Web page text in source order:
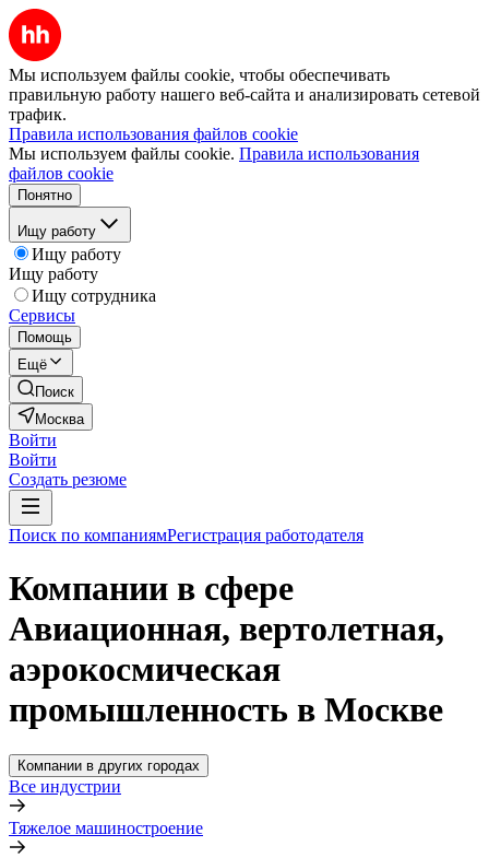
Мы используем файлы cookie, чтобы обеспечивать
правильную работу нашего веб-сайта и анализировать сетевой
трафик.
Правила использования файлов cookie
Мы используем файлы cookie. Правила использования
файлов cookie
Понятно
Ищу работу
Ищу работу
Ищу работу
Ищу сотрудника
Сервисы
Помощь
Ещё
Поиск
Москва
Войти
Войти
Создать резюме
Поиск по компаниямРегистрация работодателя
Компании в сфере
Авиационная, вертолетная,
аэрокосмическая
промышленность в Москве
Компании в других городах
Все индустрии
Тяжелое машиностроение